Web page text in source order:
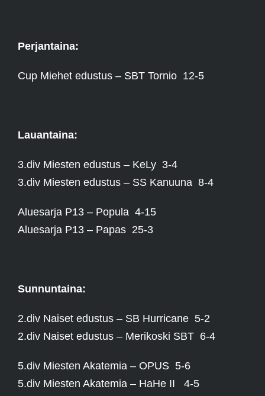
Perjantaina:
Cup Miehet edustus – SBT Tornio 12-5
Lauantaina:
3.div Miesten edustus – KeLy 3-4
3.div Miesten edustus – SS Kanuuna 8-4
Aluesarja P13 – Popula 4-15
Aluesarja P13 – Papas 25-3
Sunnuntaina:
2.div Naiset edustus – SB Hurricane 5-2
2.div Naiset edustus – Merikoski SBT 6-4
5.div Miesten Akatemia – OPUS 5-6
5.div Miesten Akatemia – HaHe II 4-5